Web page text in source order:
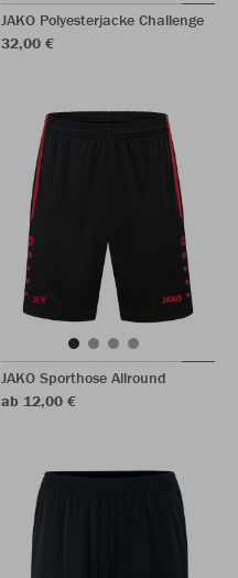
JAKO Polyesterjacke Challenge
32,00 €
JAKO Sporthose Allround
ab 12,00 €